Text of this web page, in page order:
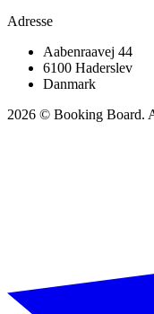
Adresse
Aabenraavej 44
6100 Haderslev
Danmark
2026 © Booking Board.